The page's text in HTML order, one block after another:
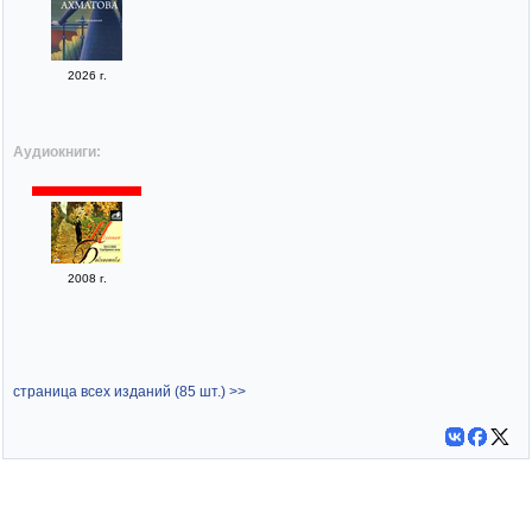
2026 г.
Аудиокниги:
2008 г.
страница всех изданий (85 шт.) >>